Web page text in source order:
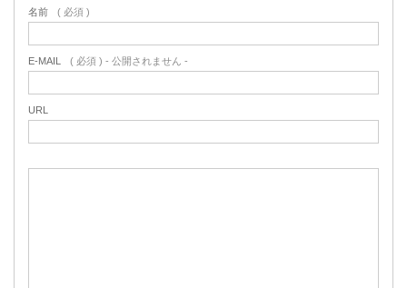
名前 ( 必須 )
E-MAIL ( 必須 ) - 公開されません -
URL